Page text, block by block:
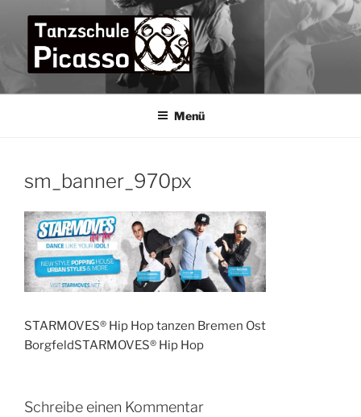
springen
TANZSCHULE PICASSO
die Tanzschule im Bremer Osten für die ganze Familie –
Menü
sm_banner_970px
STARMOVES® Hip Hop tanzen Bremen Ost
BorgfeldSTARMOVES® Hip Hop
Schreibe einen Kommentar